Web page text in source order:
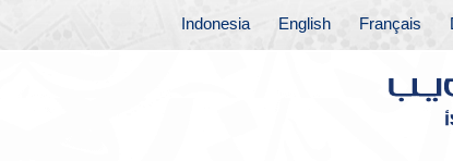
Français
English
Indonesia